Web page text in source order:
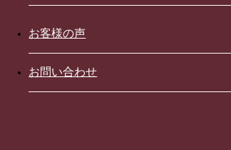
お客様の声
お問い合わせ